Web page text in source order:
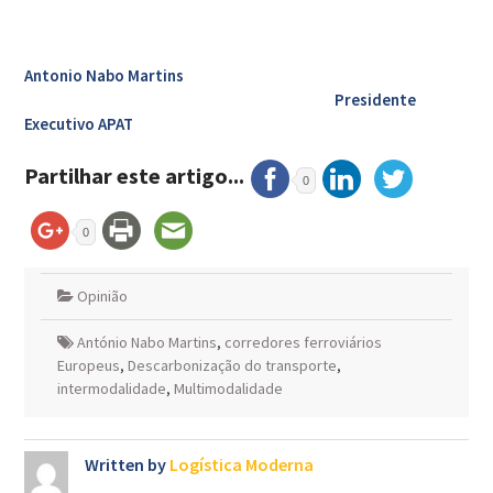
Antonio Nabo Martins
Presidente
Executivo APAT
Partilhar este artigo... 0
0
Opinião
António Nabo Martins, corredores ferroviários
Europeus, Descarbonização do transporte,
intermodalidade, Multimodalidade
Written by Logística Moderna